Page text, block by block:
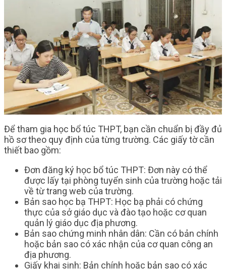
Để tham gia học bổ túc THPT, bạn cần chuẩn bị đầy đủ
hồ sơ theo quy định của từng trường. Các giấy tờ cần
thiết bao gồm:
Đơn đăng ký học bổ túc THPT: Đơn này có thể
được lấy tại phòng tuyển sinh của trường hoặc tải
về từ trang web của trường.
Bản sao học bạ THPT: Học bạ phải có chứng
thực của sở giáo dục và đào tạo hoặc cơ quan
quản lý giáo dục địa phương.
Bản sao chứng minh nhân dân: Cần có bản chính
hoặc bản sao có xác nhận của cơ quan công an
địa phương.
Giấy khai sinh: Bản chính hoặc bản sao có xác